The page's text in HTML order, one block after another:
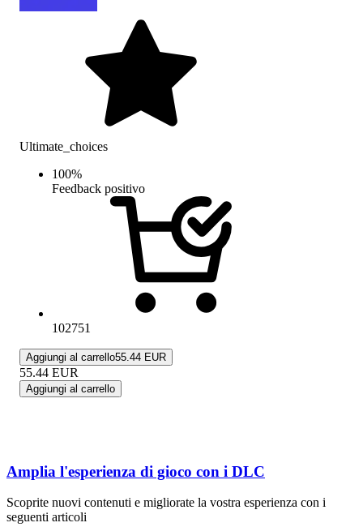
Ultimate_choices
100%
Feedback positivo
102751
Aggiungi al carrello55.44 EUR
55.44 EUR
Aggiungi al carrello
Amplia l'esperienza di gioco con i DLC
Scoprite nuovi contenuti e migliorate la vostra esperienza con i
seguenti articoli